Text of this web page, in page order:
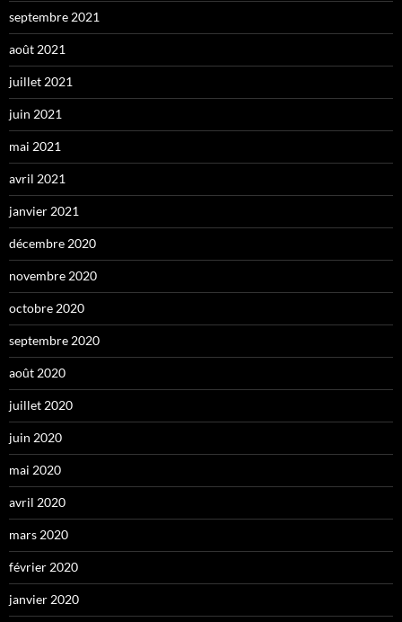
septembre 2021
août 2021
juillet 2021
juin 2021
mai 2021
avril 2021
janvier 2021
décembre 2020
novembre 2020
octobre 2020
septembre 2020
août 2020
juillet 2020
juin 2020
mai 2020
avril 2020
mars 2020
février 2020
janvier 2020